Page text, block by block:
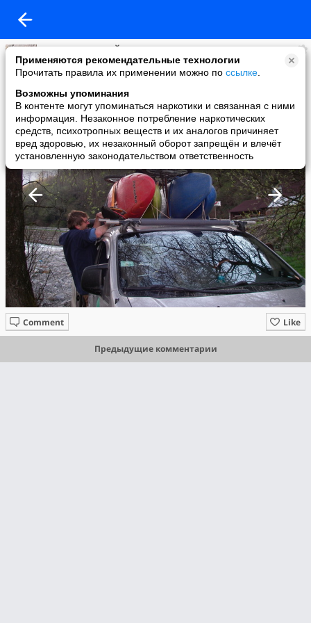
Применяются рекомендательные технологии
Прочитать правила их применении можно по ссылке
Возможны упоминания
В контенте могут упоминаться наркотики и связанная с ними
информация. Незаконное потребление наркотических
средств, психотропных веществ и их аналогов причиняет
вред здоровью, их незаконный оборот запрещён и влечёт
установленную законодательством ответственность
АНИКИН АЛЕКСЕЙ
added a photo
27 Apr в 18:00
Like
Comment
Предыдущие комментарии